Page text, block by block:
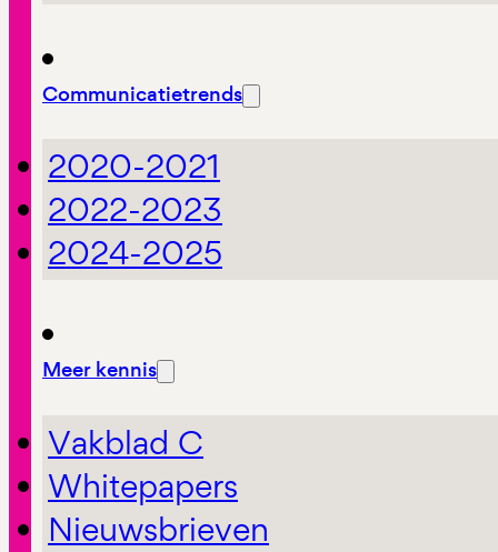
Communicatietrends
2020-2021
2022-2023
2024-2025
Meer kennis
Vakblad C
Whitepapers
Nieuwsbrieven